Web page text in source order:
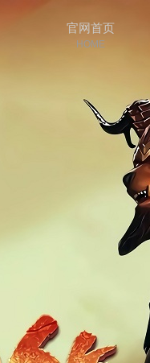
官网首页
HOME